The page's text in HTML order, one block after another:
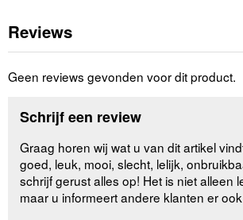
Reviews
Geen reviews gevonden voor dit product.
Schrijf een review
Graag horen wij wat u van dit artikel
goed, leuk, mooi, slecht, lelijk,
schrijf gerust alles op! Het is niet alleen
maar u informeert andere klanten er